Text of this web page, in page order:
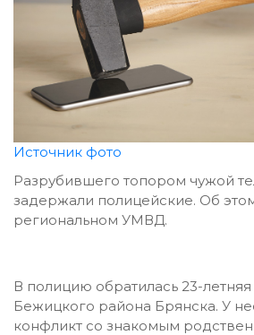
Источник фото
Разрубившего топором чужой
задержали полицейские. Об
региональном УМВД.
В полицию обратилась 23-
Бежицкого района Брянска. У
конфликт со знакомым